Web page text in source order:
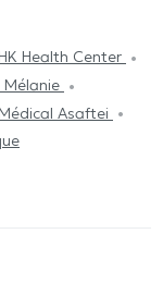
HK Health Center
Asaftei